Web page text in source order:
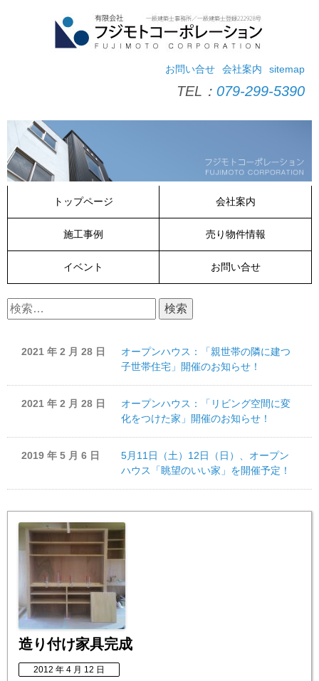
sitemap
会社案内
お問い合せ
TEL： 079-299-5390
トップページ 会社案内
施工事例 売り物件情報
イベント お問い合せ
検
索:
2021 年 2 月 28 日
オープンハウス：「親世帯の隣に建つ
子世帯住宅」開催のお知らせ！
2021 年 2 月 28 日
オープンハウス：「リビング空間に変
化をつけた家」開催のお知らせ！
2019 年 5 月 6 日
5月11日（土）12日（日）、オープン
ハウス「眺望のいい家」を開催予定！
造り付け家具完成
2012 年 4 月 12 日